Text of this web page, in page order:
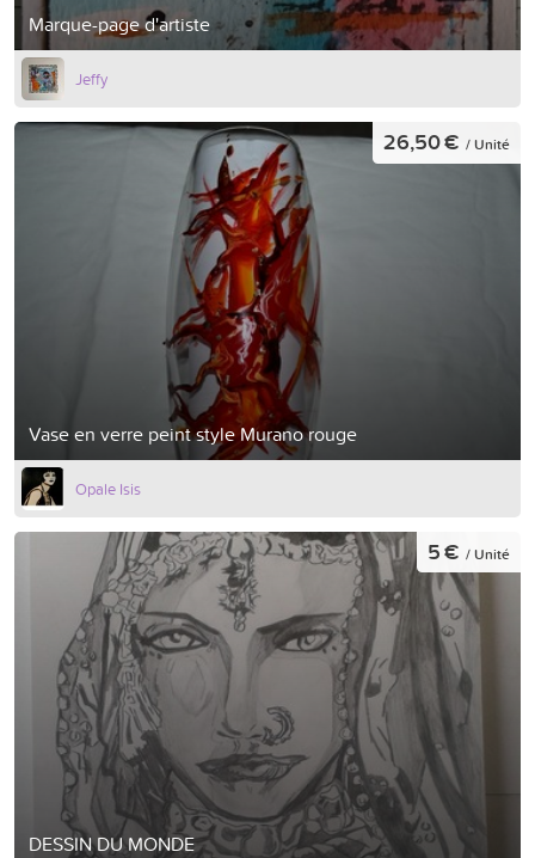
Marque-page d'artiste
Jeffy
Vase en verre peint style Murano rouge
26,50 € / Unité
Opale Isis
DESSIN DU MONDE
5 € / Unité